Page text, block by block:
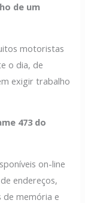
de um
motoristas
o dia, de
exigir trabalho
473 do
on-line
endereços,
de memória e